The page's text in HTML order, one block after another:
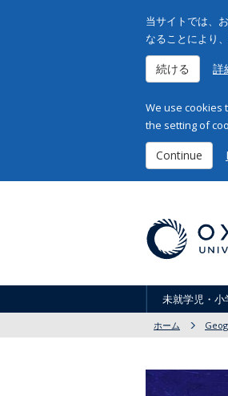
当サイトでは、
なることにより
続ける 詳
We use cookies
the setting of
Continue
未就学児・
ホーム